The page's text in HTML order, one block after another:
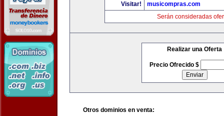
Visitar!
musicompras.com
Serán consideradas
Realizar una Oferta
Precio Ofrecido $
Otros dominios en venta: